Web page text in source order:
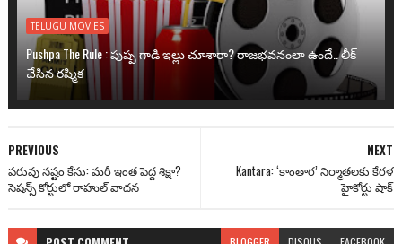
TELUGU MOVIES
Pushpa The Rule : పుష్ప గాడి ఇల్లు చూశారా? రాజభవనంలా ఉందే.. లీక్
చేసిన రష్మిక
NEXT
Kantara: ‘కాంతార’ నిర్మాతలకు కేరళ
హైకోర్టు షాక్
PREVIOUS
పరువు నష్టం కేసు: మరీ ఇంత పెద్ద శిక్షా?
సెషన్స్ కోర్టులో రాహుల్ వాదన